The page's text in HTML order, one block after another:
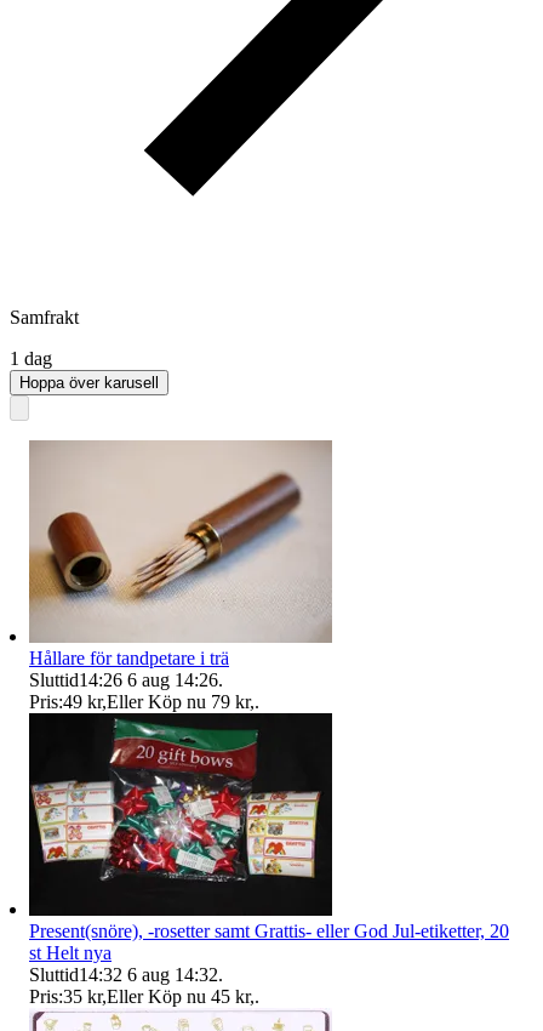
Samfrakt
1 dag
Hoppa över karusell
Hållare för tandpetare i trä
Sluttid14:26 6 aug 14:26.
Pris:49 kr,Eller Köp nu 79 kr,.
Present(snöre), -rosetter samt Grattis- eller God Jul-etiketter, 20
st Helt nya
Sluttid14:32 6 aug 14:32.
Pris:35 kr,Eller Köp nu 45 kr,.